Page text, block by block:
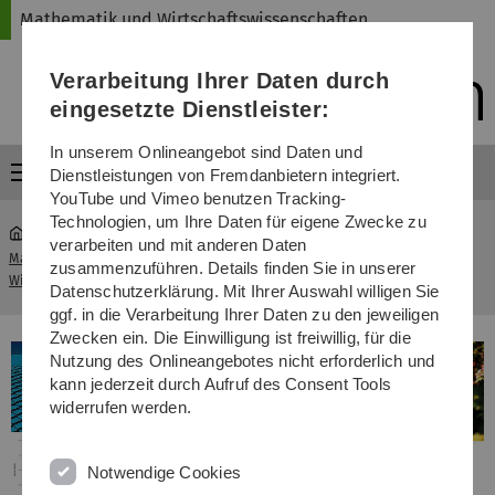
Direkt
Direkt
Direkt
(Sprache,
Drucken,
Media)
Direkt
Direkt
Mathematik und Wirtschaftswissenschaften
Menü
Mathematik und
Wirtschaftswissenschaften
...
Verarbeitung Ihrer Daten durch
eingesetzte Dienstleister:
In unserem Onlineangebot sind Daten und
Dienstleistungen von Fremdanbietern integriert.
YouTube und Vimeo benutzen Tracking-
Technologien, um Ihre Daten für eigene Zwecke zu
verarbeiten und mit anderen Daten
zusammenzuführen. Details finden Sie in unserer
Datenschutzerklärung. Mit Ihrer Auswahl willigen Sie
ggf. in die Verarbeitung Ihrer Daten zu den jeweiligen
Zwecken ein. Die Einwilligung ist freiwillig, für die
Nutzung des Onlineangebotes nicht erforderlich und
kann jederzeit durch Aufruf des Consent Tools
widerrufen werden.
Notwendige Cookies